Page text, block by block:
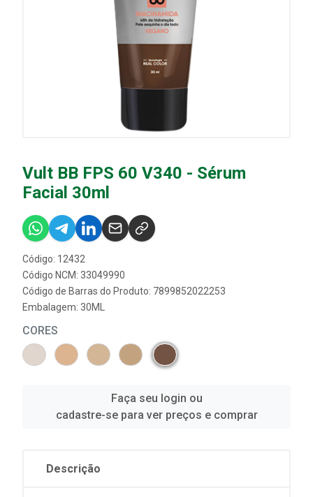
Vult BB FPS 60 V340 - Sérum
Facial 30ml
Código: 12432
Código NCM: 33049990
Código de Barras do Produto: 7899852022253
Embalagem: 30ML
CORES
Faça seu login ou
cadastre-se para ver preços e comprar
Descrição